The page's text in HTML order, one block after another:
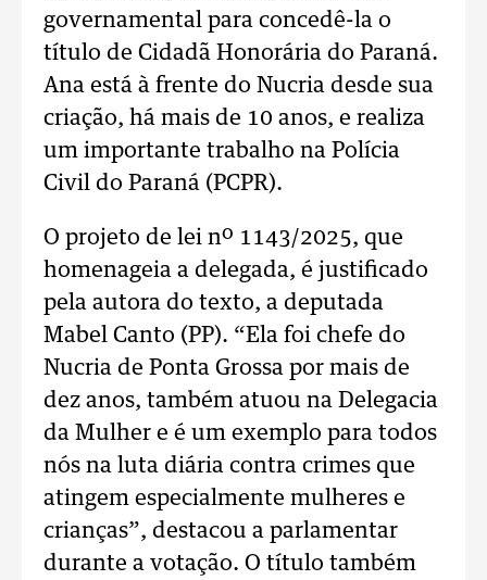
governamental para concedê-la o
título de Cidadã Honorária do Paraná.
Ana está à frente do Nucria desde sua
criação, há mais de 10 anos, e realiza
um importante trabalho na Polícia
Civil do Paraná (PCPR).
O projeto de lei nº 1143/2025, que
homenageia a delegada, é justificado
pela autora do texto, a deputada
Mabel Canto (PP). “Ela foi chefe do
Nucria de Ponta Grossa por mais de
dez anos, também atuou na Delegacia
da Mulher e é um exemplo para todos
nós na luta diária contra crimes que
atingem especialmente mulheres e
crianças”, destacou a parlamentar
durante a votação. O título também